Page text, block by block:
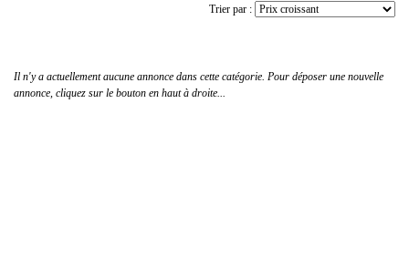
Trier par :
Il n'y a actuellement aucune annonce dans cette catégorie. Pour déposer une nouvelle
annonce, cliquez sur le bouton en haut à droite...